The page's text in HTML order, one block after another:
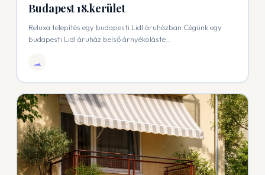
Budapest 18.kerület
Reluxa telepítés egy budapesti Lidl áruházban Cégünk egy
budapesti Lidl áruház belső árnyékoláste...
→